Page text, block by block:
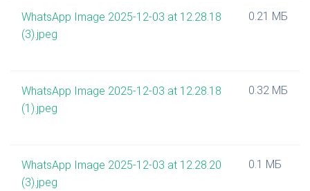
WhatsApp Image 2025-12-03 at 12.28.18
(3).jpeg
0.21 МБ
WhatsApp Image 2025-12-03 at 12.28.18
(1).jpeg
0.32 МБ
WhatsApp Image 2025-12-03 at 12.28.20
(3).jpeg
0.1 МБ